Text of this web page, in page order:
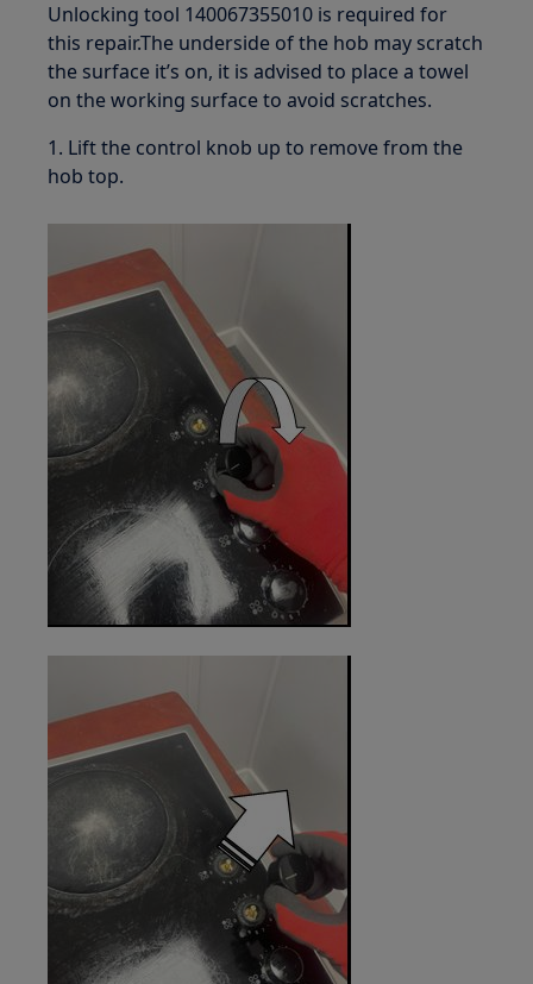
Unlocking tool 140067355010 is required for
this repair.The underside of the hob may scratch
the surface it’s on, it is advised to place a towel
on the working surface to avoid scratches.
1. Lift the control knob up to remove from the
hob top.